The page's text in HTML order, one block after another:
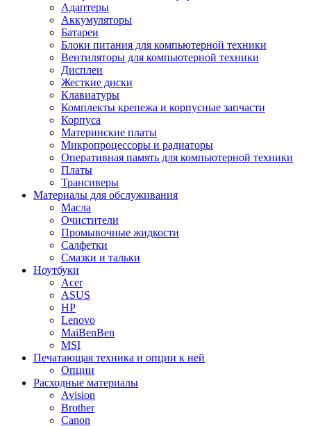
Адаптеры
Аккумуляторы
Батареи
Блоки питания для компьютерной техники
Вентиляторы для компьютерной техники
Дисплеи
Жесткие диски
Клавиатуры
Комплекты крепежа и корпусные запчасти
Корпуса
Материнские платы
Микропроцессоры и радиаторы
Оперативная память для компьютерной техники
Платы
Трансиверы
Материалы для обслуживания
Масла
Очистители
Промывочные жидкости
Салфетки
Смазки и тальки
Ноутбуки
Acer
ASUS
HP
Lenovo
MaiBenBen
MSI
Печатающая техника и опции к ней
Опции
Расходные материалы
Avision
Brother
Canon